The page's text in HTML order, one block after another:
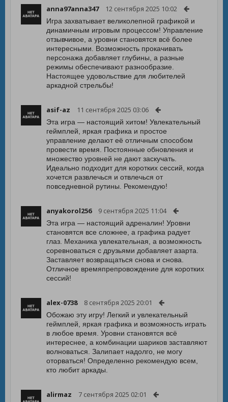
anna97anna347 12 сентября 2025 10:02
Игра захватывает великолепной графикой и
динамичным игровым процессом! Управление
отзывчивое, а уровни становятся всё более
интересными. Возможность прокачивать
персонажа добавляет глубины, а разные
режимы обеспечивают разнообразие.
Настоящее удовольствие для любителей
аркадной стрельбы!
asif-az 11 сентября 2025 03:06
Эта игра — настоящий хитом! Увлекательный
геймплей, яркая графика и простое
управление делают её отличным способом
провести время. Постоянные обновления и
множество уровней не дают заскучать.
Идеально подходит для коротких сессий, когда
хочется развлечься и отвлечься от
повседневной рутины. Рекомендую!
anyakorol256 9 сентября 2025 11:04
Эта игра — настоящий адреналин! Уровни
становятся все сложнее, а графика радует
глаз. Механика увлекательная, а возможность
соревноваться с друзьями добавляет азарта.
Заставляет возвращаться снова и снова.
Отличное времяпрепровождение для коротких
сессий!
alex-0738 8 сентября 2025 20:01
Обожаю эту игру! Легкий и увлекательный
геймплей, яркая графика и возможность играть
в любое время. Уровни становятся всё
интереснее, а комбинации шариков заставляют
волноваться. Залипает надолго, не могу
оторваться! Определенно рекомендую всем,
кто любит аркады.
alirmaz 7 сентября 2025 02:01